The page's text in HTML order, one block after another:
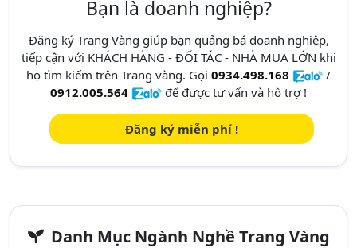
Bạn là doanh nghiệp?
Đăng ký Trang Vàng giúp bạn quảng bá doanh nghiệp,
tiếp cận với KHÁCH HÀNG - ĐỐI TÁC - NHÀ MUA LỚN khi
họ tìm kiếm trên Trang vàng. Gọi 0934.498.168
/
0912.005.564
để được tư vấn và hỗ trợ !
Đăng ký miễn phí !
Danh Mục Ngành Nghề Trang Vàng